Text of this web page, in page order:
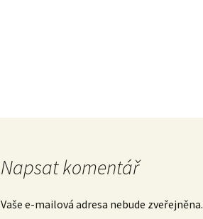
Napsat komentář
Vaše e-mailová adresa nebude zveřejněna.